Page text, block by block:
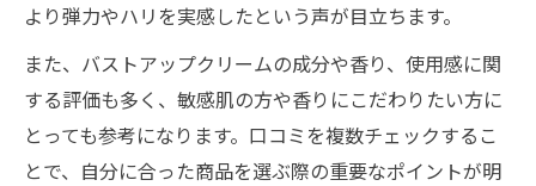
より弾力やハリを実感したという声が目立ちます。
また、バストアップクリームの成分や香り、使用感に関
する評価も多く、敏感肌の方や香りにこだわりたい方に
とっても参考になります。口コミを複数チェックするこ
とで、自分に合った商品を選ぶ際の重要なポイントが明